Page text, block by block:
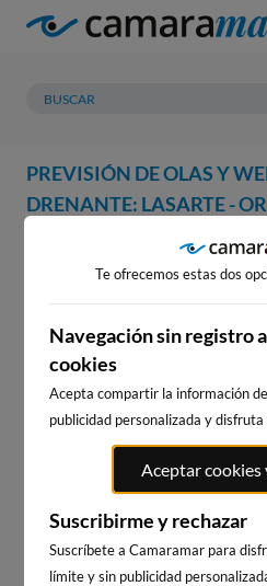
PREVISIÓN DE OLAS Y
DRENANTE: LASARTE -
PREVISIÓN
WEBCAM
LASARTE - ORIA,
WEBCAMS
Te ofrecemos estas dos
Navegación sin registro
cookies
Acepta compartir la información
publicidad personalizada y disfruta
Aceptar
Suscribirme y rechazar
Suscríbete a Camaramar para
límite y sin publicidad